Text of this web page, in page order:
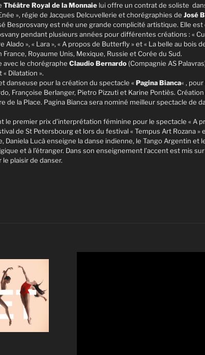
Théâtre Royal de la Monnaie lui offre un contrat de soliste
», régie de Jacques Delcuvellerie et chorégraphies de José
Besprosvany est née une grande complicité artistique. Elle
pendant plusieurs années pour différentes créations : «
Alado », « Lara », « A propos de Butterfly » et « La belle au bois
Royaume Unis, Mexique, Russie et Corée du Sud.
avec le chorégraphe Claudio Bernardo (Compagnie AS
Dilatation ».
danseuse pour la création du spectacle « Pagina Bianca« ,
Françoise Berlanger, Pietro Pizzuti et Karine Pontiès.
de la Place. Pagina Bianca sera nominé meilleur spectacle de
le premier prix d’interprétation féminine pour le spectacle « A
de St Petersbourg et lors du festival « Tempus Art Rozana »
Daniela Lucà enseigne la danse indienne, le Tango Argentin et
et à l’étranger. Dans son enseignement l’accent est mis
plaisir de danser.